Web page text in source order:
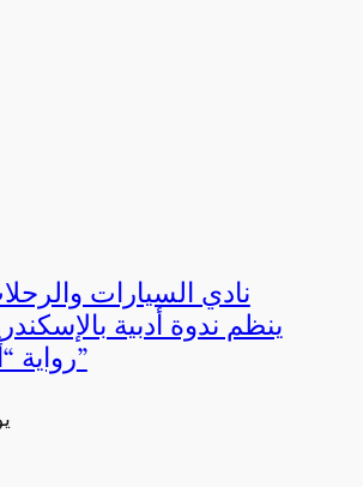
نادي السيارات
ينظم ندوة أدبية
رواية “أنا بنت مين”